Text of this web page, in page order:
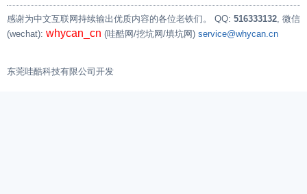
感谢为中文互联网持续输出优质内容的各位老铁们。 QQ: 516333132, 微信
(wechat): whycan_cn (哇酷网/挖坑网/填坑网) service@whycan.cn
东莞哇酷科技有限公司开发